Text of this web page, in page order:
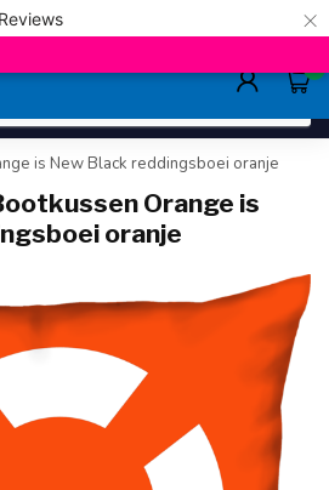
Reviews ×
1948 ruim
0
is New Black reddingsboei oranje
Orange is
oranje